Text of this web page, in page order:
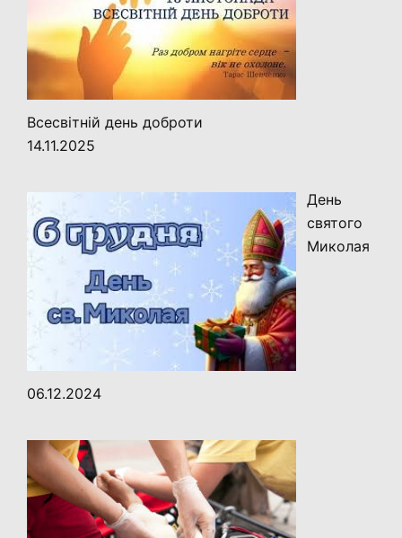
Всесвітній день доброти
14.11.2025
День
святого
Миколая
06.12.2024